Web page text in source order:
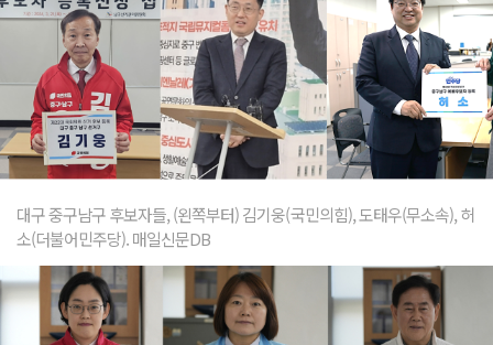
대구 중구남구 후보자들, (왼쪽부터) 김기웅(국민의힘), 도태우(무소속), 허
소(더불어민주당). 매일신문DB